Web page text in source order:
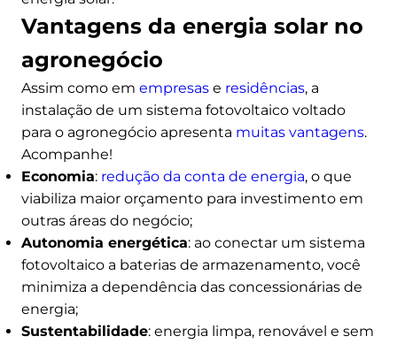
Vantagens da energia solar no
agronegócio
Assim como em empresas e residências, a
instalação de um sistema fotovoltaico voltado
para o agronegócio apresenta muitas vantagens.
Acompanhe!
Economia: redução da conta de energia, o que
viabiliza maior orçamento para investimento em
outras áreas do negócio;
Autonomia energética: ao conectar um sistema
fotovoltaico a baterias de armazenamento, você
minimiza a dependência das concessionárias de
energia;
Sustentabilidade: energia limpa, renovável e sem